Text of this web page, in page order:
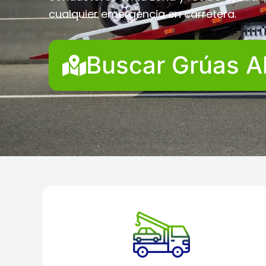
cualquier emergencia en carretera.
Buscar Grúas